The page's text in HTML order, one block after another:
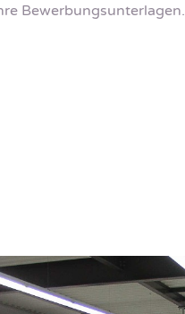
Bewerbungsunterlagen.